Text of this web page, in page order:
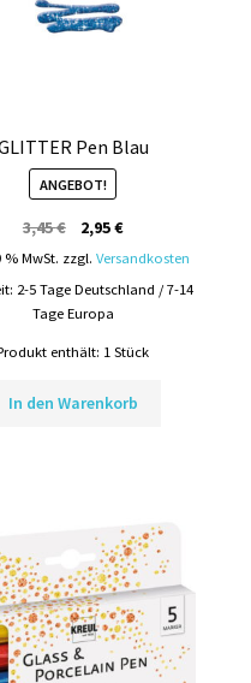
Pen Blau
ANGEBOT!
3,45€
Ursprünglicher
Preis
3,45 €
2,95€Aktueller
Preis
% MwSt. zzgl. Versandkosten
2-5 Tage Deutschland / 7-14
Tage Europa
enthält: 1Stück
In den Warenkorb